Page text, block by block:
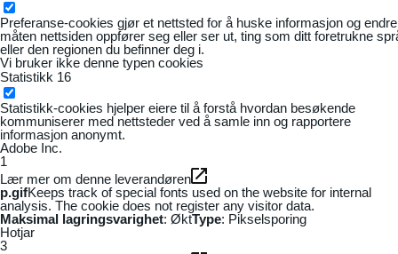
Preferanse-cookies gjør et nettsted for å huske informasjon og
måten nettsiden oppfører seg eller ser ut, ting som ditt foretrukne
eller den regionen du befinner deg i.
Vi bruker ikke denne typen cookies
Statistikk 16
Statistikk-cookies hjelper eiere til å forstå hvordan besøkende
kommuniserer med nettsteder ved å samle inn og rapportere
informasjon anonymt.
Adobe Inc.
1
Lær mer om denne leverandøren
p.gifKeeps track of special fonts used on the website for internal
analysis. The cookie does not register any visitor data.
Maksimal lagringsvarighet: ØktType: Pikselsporing
Hotjar
3